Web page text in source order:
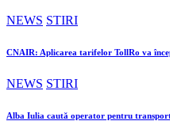
NEWS STIRI
CNAIR: Aplicarea tarifelor TollRo va
NEWS STIRI
Alba Iulia caută operator pentru